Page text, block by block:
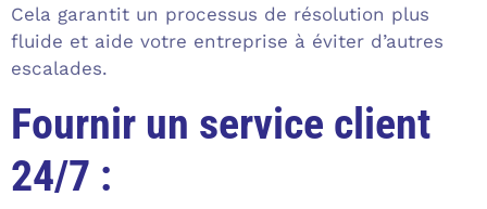
Cela garantit un processus de résolution plus
fluide et aide votre entreprise à éviter d’autres
escalades.
Fournir un service client
24/7 :